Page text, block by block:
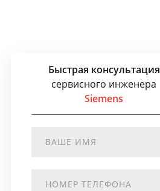
Быстрая консультация
сервисного инженера
Siemens